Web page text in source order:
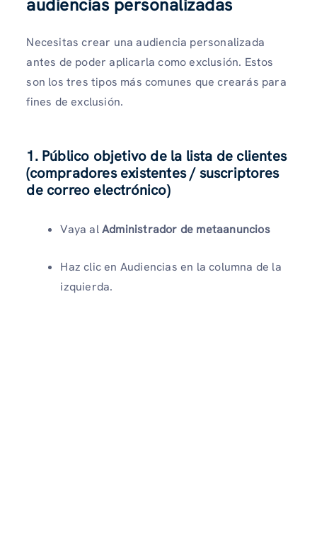
audiencias personalizadas
Necesitas crear una audiencia personalizada
antes de poder aplicarla como exclusión. Estos
son los tres tipos más comunes que crearás para
fines de exclusión.
1. Público objetivo de la lista de clientes
(compradores existentes / suscriptores
de correo electrónico)
Vaya alAdministrador de metaanuncios
Haz clic en Audiencias en la columna de la
izquierda.